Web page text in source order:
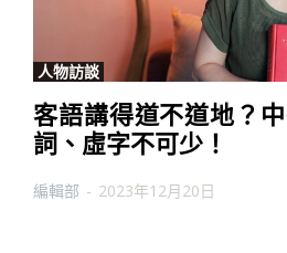
人物訪談
客語講得道不道地？
詞、虛字不可少！
編輯部 - 2023年12月20日